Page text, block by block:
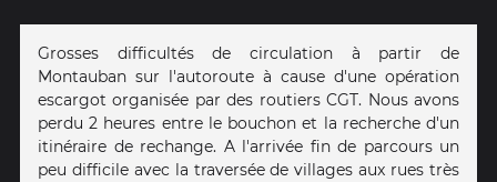
Grosses difficultés de circulation à partir de
Montauban sur l'autoroute à cause d'une opération
escargot organisée par des routiers CGT. Nous avons
perdu 2 heures entre le bouchon et la recherche d'un
itinéraire de rechange. A l'arrivée fin de parcours un
peu difficile avec la traversée de villages aux rues très